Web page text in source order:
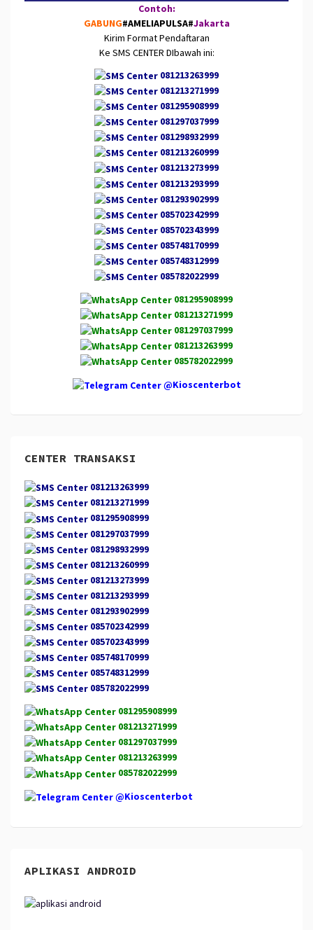
Contoh:
GABUNG#AMELIAPULSA#Jakarta
Kirim Format Pendaftaran
Ke SMS CENTER DIbawah ini:
081213263999
081213271999
081295908999
081297037999
081298932999
081213260999
081213273999
081213293999
081293902999
085702342999
085702343999
085748170999
085748312999
085782022999
081295908999
081213271999
081297037999
081213263999
085782022999
@Kioscenterbot
CENTER TRANSAKSI
081213263999
081213271999
081295908999
081297037999
081298932999
081213260999
081213273999
081213293999
081293902999
085702342999
085702343999
085748170999
085748312999
085782022999
081295908999
081213271999
081297037999
081213263999
085782022999
@Kioscenterbot
APLIKASI ANDROID